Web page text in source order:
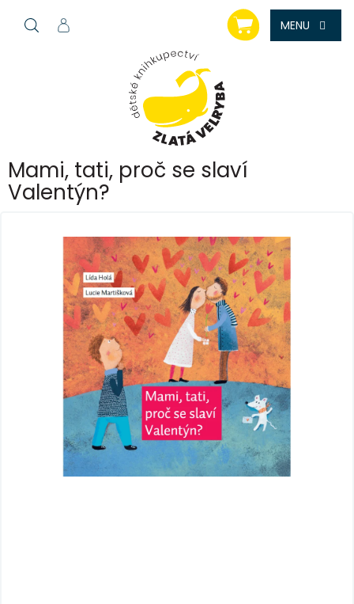
NÁKUPNÍ
KOŠÍK
Mami, tati, proč se slaví
Valentýn?